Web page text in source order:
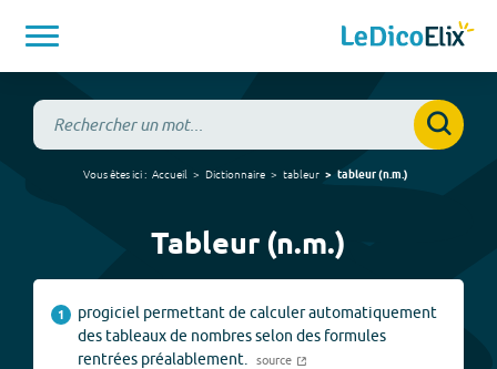
Vous êtes ici : Accueil Dictionnaire tableur tableur(n.m.)
Tableur (n.m.)
1
progiciel permettant de calculer automatiquement
des tableaux de nombres selon des formules
rentrées préalablement.
source